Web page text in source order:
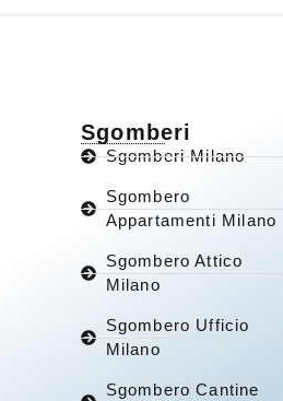
Sgomberi
Sgomberi Milano
Sgombero
Appartamenti Milano
Sgombero Attico
Milano
Sgombero Ufficio
Milano
Sgombero Cantine